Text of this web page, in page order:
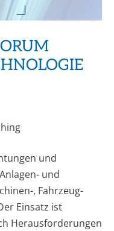
und
und
, Fahrzeug-
Einsatz ist
Herausforderungen